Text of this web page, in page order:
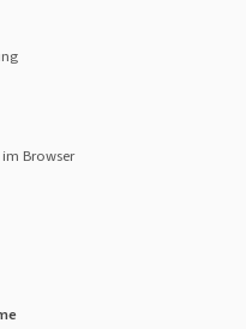
und steht damit für eine
Kranke und
Browser